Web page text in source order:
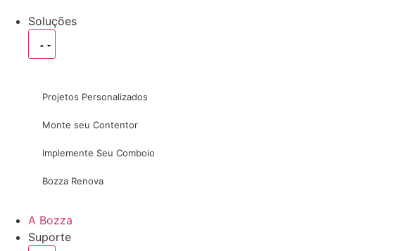
Soluções
Projetos Personalizados
Monte seu Contentor
Implemente Seu Comboio
Bozza Renova
A Bozza
Suporte